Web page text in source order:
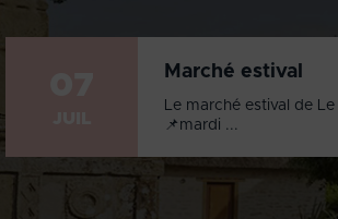
Marché estival
Le marché estival de
📌mardi ...